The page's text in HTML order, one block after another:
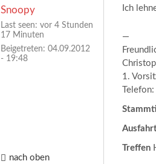
Snoopy
Last seen: vor 4 Stunden
17 Minuten
Beigetreten: 04.09.2012
- 19:48
Ich
—
1.
Treffen
nach oben